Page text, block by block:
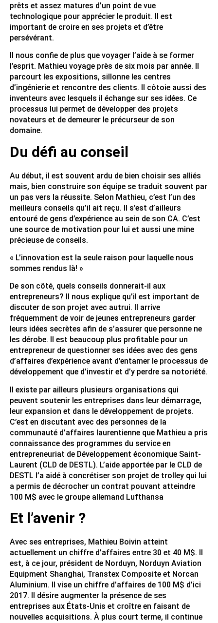
prêts et assez matures d’un point de vue
technologique pour apprécier le produit. Il est
important de croire en ses projets et d’être
persévérant.
Il nous confie de plus que voyager l’aide à se former
l’esprit. Mathieu voyage près de six mois par année. Il
parcourt les expositions, sillonne les centres
d’ingénierie et rencontre des clients. Il côtoie aussi des
inventeurs avec lesquels il échange sur ses idées. Ce
processus lui permet de développer des projets
novateurs et de demeurer le précurseur de son
domaine.
Du défi au conseil
Au début, il est souvent ardu de bien choisir ses alliés
mais, bien construire son équipe se traduit souvent par
un pas vers la réussite. Selon Mathieu, c’est l’un des
meilleurs conseils qu’il ait reçu. Il s’est d’ailleurs
entouré de gens d’expérience au sein de son CA. C’est
une source de motivation pour lui et aussi une mine
précieuse de conseils.
« L’innovation est la seule raison pour laquelle nous
sommes rendus là! »
De son côté, quels conseils donnerait-il aux
entrepreneurs? Il nous explique qu’il est important de
discuter de son projet avec autrui. Il arrive
fréquemment de voir de jeunes entrepreneurs garder
leurs idées secrètes afin de s’assurer que personne ne
les dérobe. Il est beaucoup plus profitable pour un
entrepreneur de questionner ses idées avec des gens
d’affaires d’expérience avant d’entamer le processus de
développement que d’investir et d’y perdre sa notoriété.
Il existe par ailleurs plusieurs organisations qui
peuvent soutenir les entreprises dans leur démarrage,
leur expansion et dans le développement de projets.
C’est en discutant avec des personnes de la
communauté d’affaires laurentienne que Mathieu a pris
connaissance des programmes du service en
entrepreneuriat de Développement économique Saint-
Laurent (CLD de DESTL). L’aide apportée par le CLD de
DESTL l’a aidé à concrétiser son projet de trolley qui lui
a permis de décrocher un contrat pouvant atteindre
100 M$ avec le groupe allemand Lufthansa
Et l’avenir ?
Avec ses entreprises, Mathieu Boivin atteint
actuellement un chiffre d’affaires entre 30 et 40 M$. Il
est, à ce jour, président de Norduyn, Norduyn Aviation
Equipment Shanghai, Transtex Composite et Norcan
Aluminium. Il vise un chiffre d’affaires de 100 M$ d’ici
2017. Il désire augmenter la présence de ses
entreprises aux États-Unis et croître en faisant de
nouvelles acquisitions. À plus court terme, il continue